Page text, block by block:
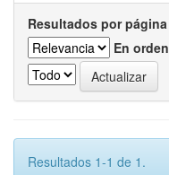
Resultados por página
En orden
Resultados 1-1 de 1.